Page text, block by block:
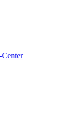
Center